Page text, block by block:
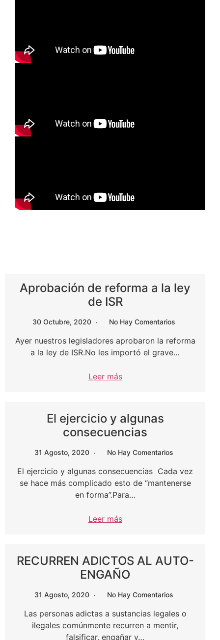
Aprobación de reforma a la ley
de ISR
30 Octubre, 2020 No Hay Comentarios
Ayer nuestros legisladores aprobaron la reforma
a la ley de ISR.No les importó el grave…
Leer más
El ejercicio y algunas
consecuencias
31 Agosto, 2020 No Hay Comentarios
El ejercicio y algunas consecuencias Cada vez
se hace más complicado esto de “mantenerse
en forma”.Para…
Leer más
RECURREN ADICTOS AL AUTO-
ENGAÑO
31 Agosto, 2020 No Hay Comentarios
Las personas adictas a sustancias legales o
ilegales comúnmente recurren a mentir,
falsificar, engañar y…